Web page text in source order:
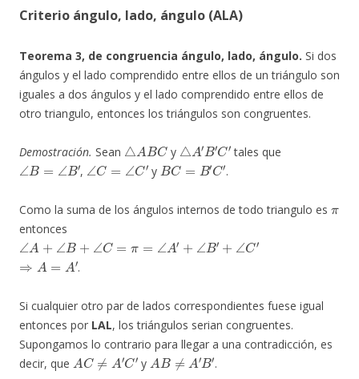
Criterio ángulo, lado, ángulo (ALA)
Teorema 3, de congruencia ángulo, lado, ángulo. Si dos
ángulos y el lado comprendido entre ellos de un triángulo son
iguales a dos ángulos y el lado comprendido entre ellos de
otro triangulo, entonces los triángulos son congruentes.
Demostración. Sean
△ ABC
y
△ A′B′C′
tales que
∠B=∠B′
,
∠C=∠C′
y
BC=B′C′
.
Como la suma de los ángulos internos de todo triangulo es
entonces
∠A+∠B+ = π ∠B′+ C′
⇒A =A ′
.
Si cualquier otro par de lados correspondientes fuese igual
entonces por LAL, los triángulos serian congruentes.
Supongamos lo contrario para llegar a una contradicción, es
decir, que
AC≠A′C′
y
AB≠A′B′
.